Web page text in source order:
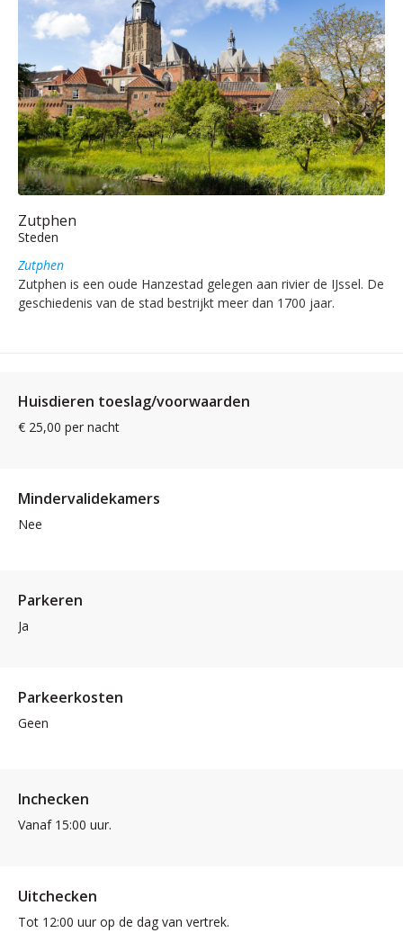
Zutphen
Steden
Zutphen
Zutphen is een oude Hanzestad gelegen aan rivier de IJssel. De
geschiedenis van de stad bestrijkt meer dan 1700 jaar.
Huisdieren toeslag/voorwaarden
€ 25,00 per nacht
Mindervalidekamers
Nee
Parkeren
Ja
Parkeerkosten
Geen
Inchecken
Vanaf 15:00 uur.
Uitchecken
Tot 12:00 uur op de dag van vertrek.